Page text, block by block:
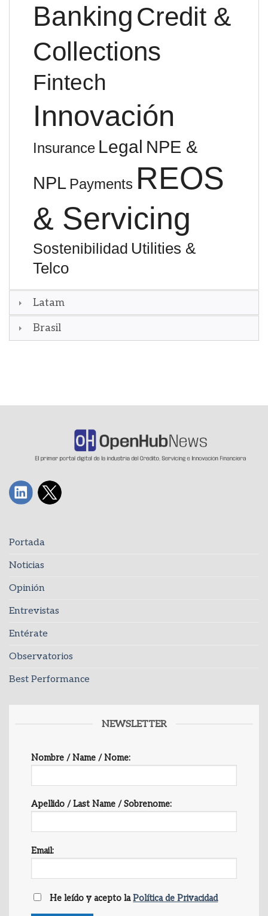
Banking Credit &
Collections
Fintech
Innovación
Insurance Legal NPE &
NPL Payments REOS
& Servicing
Sostenibilidad Utilities &
Telco
Latam
Brasil
Portada
Noticias
Opinión
Entrevistas
Entérate
Observatorios
Best Performance
NEWSLETTER
Nombre / Name / Nome:
Apellido / Last Name / Sobrenome:
Email:
He leído y acepto laPolítica de Privacidad